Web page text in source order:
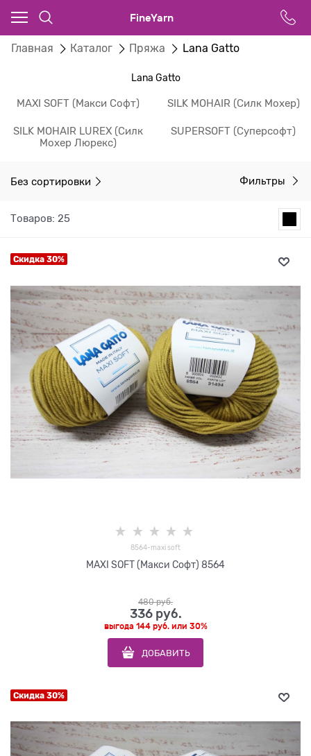
FineYarn
Главная Каталог Пряжа Lana Gatto
Lana Gatto
MAXI SOFT (Макси Софт) SILK MOHAIR (Силк Мохер)
SILK MOHAIR LUREX (Силк
Мохер Люрекс)
SUPERSOFT (Суперсофт)
Без сортировки Фильтры
Товаров: 25
Скидка 30%
8564-maxi soft
MAXI SOFT (Макси Софт) 8564
480 руб.
336 руб.
выгода 144 руб.или 30%
ДОБАВИТЬ
Скидка 30%